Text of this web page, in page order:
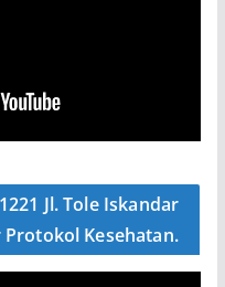
Jl. Tole Iskandar
Protokol Kesehatan.